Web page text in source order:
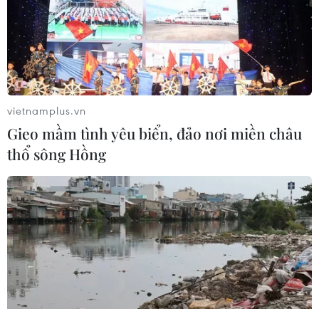
TIN LIÊN QUAN
Colombia: Phiến quân ngừng bắn dịp bầu
cử tổng thống
vietnamplus.vn
Gieo mầm tình yêu biển, đảo nơi miền châu
thổ sông Hồng